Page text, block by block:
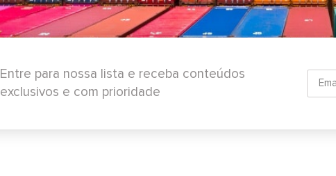
Entre para nossa lista e receba conteúdos
exclusivos e com prioridade